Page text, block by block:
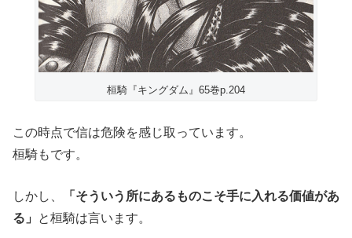
桓騎『キングダム』65巻p.204
この時点で信は危険を感じ取っています。
桓騎もです。
しかし、
「そういう所にあるものこそ手に入れる価値があ
る」
と桓騎は言います。